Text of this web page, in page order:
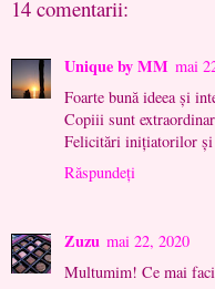
14 comentarii:
Unique by MM mai
Foarte bună ideea și
Copiii sunt
Felicitări inițiatorilor
Răspundeți
Zuzu mai 22, 2020
Multumim! Ce mai